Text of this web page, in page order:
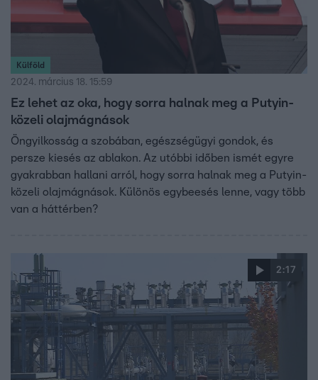
Külföld
2024. március 18. 15:59
Ez lehet az oka, hogy sorra halnak meg a Putyin-
közeli olajmágnások
Öngyilkosság a szobában, egészségügyi gondok, és
persze kiesés az ablakon. Az utóbbi időben ismét egyre
gyakrabban hallani arról, hogy sorra halnak meg a Putyin-
közeli olajmágnások. Különös egybeesés lenne, vagy több
van a háttérben?
2:17